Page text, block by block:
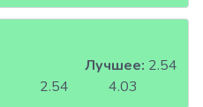
2.54 4.03
Лучшее: 2.54